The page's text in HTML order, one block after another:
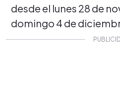
desde el lunes 28 de
domingo 4 de